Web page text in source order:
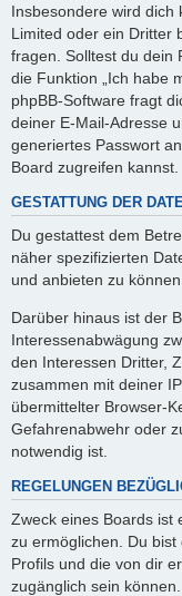
Insbesondere wird dich
Limited oder ein Dritter
fragen. Solltest du dein
die Funktion „Ich habe
phpBB-Software fragt
deiner E-Mail-Adresse
generiertes Passwort
Board zugreifen kannst.
GESTATTUNG DER
Du gestattest dem
näher spezifizierten
und anbieten zu können.
Darüber hinaus ist der
Interessenabwägung
den Interessen Dritter,
zusammen mit deiner
übermittelter Browser-
Gefahrenabwehr oder
notwendig ist.
REGELUNGEN
Zweck eines Boards ist
zu ermöglichen. Du
Profils und die von dir
zugänglich sein